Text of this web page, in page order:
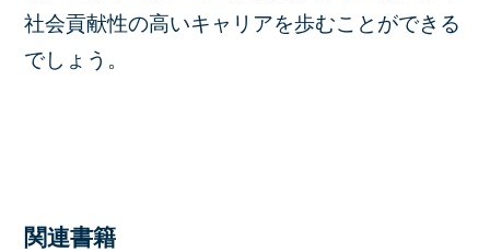
社会貢献性の高いキャリアを歩むことができる
でしょう。
関連書籍